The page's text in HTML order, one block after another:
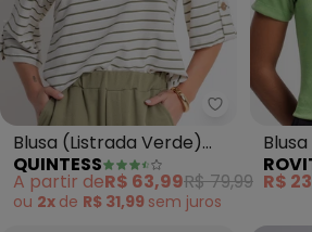
Quintess -
Blusa (Listrada Verde)
em Moletinho
QUINTESS
A partir deR$ 63,99R$ 79,99
ou 2x de R$ 31,99 sem juros
R$